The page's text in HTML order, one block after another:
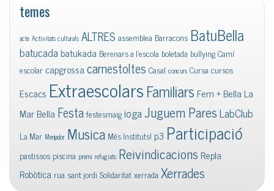
temes
acte Activitats culturals ALTRES assemblea Barracons BatuBella
batucadabatukada Berenars a l'escola boletada bullyingCamí
escolar capgrossacarnestoltes Casal concurs Cursa cursos
Escacs ExtraescolarsFamiliars Fem + Bella La
Mar Bella FestafestesmaigiogaJuguem ParesLabClub
La Mar Menjador Musica Més Instituts! p3 Participació
pastissos piscina premi refugiats Reivindicacions Repla
Robòtica rua sant jordi Solidaritatxerrada Xerrades